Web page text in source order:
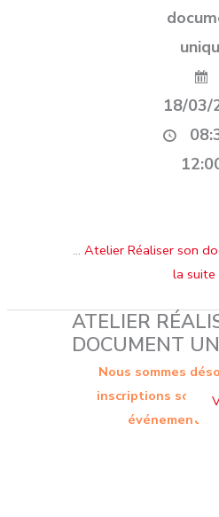
18/03/
… Atelier Réaliser son
la suite
ATELIER
DOCUMENT
Nous sommes
inscriptions sont
événement